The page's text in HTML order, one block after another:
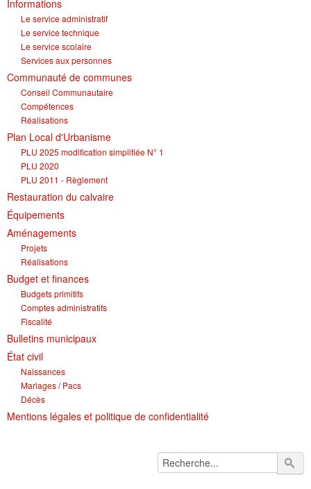
Informations
Le service administratif
Le service technique
Le service scolaire
Services aux personnes
Communauté de communes
Conseil Communautaire
Compétences
Réalisations
Plan Local d'Urbanisme
PLU 2025 modification simplifiée N° 1
PLU 2020
PLU 2011 - Règlement
Restauration du calvaire
Équipements
Aménagements
Projets
Réalisations
Budget et finances
Budgets primitifs
Comptes administratifs
Fiscalité
Bulletins municipaux
État civil
Naissances
Mariages / Pacs
Décès
Mentions légales et politique de confidentialité